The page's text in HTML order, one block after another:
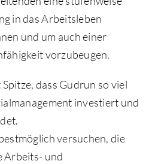
in das Arbeitsleben
und um auch einer
vorzubeugen.
dass Gudrun so viel
investiert und
versuchen, die
Arbeits- und